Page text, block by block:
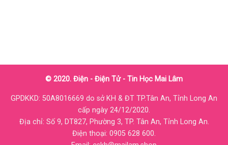
© 2020. Điện - Điện Tử - Tin Học Mai Lâm
GPDKKD: 50A8016669 do sở KH & ĐT TP.Tân An, Tỉnh Long An
cấp ngày 24/12/2020.
Địa chỉ: Số 9, DT827, Phường 3, TP. Tân An, Tỉnh Long An.
Điện thoại: 0905 628 600.